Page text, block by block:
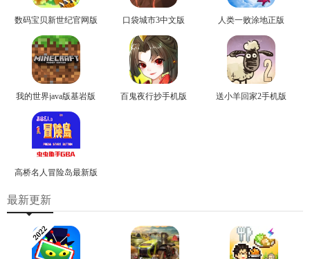
数码宝贝新世纪官网版 口袋城市3中文版 人类一败涂地正版
我的世界java版基岩版 百鬼夜行抄手机版 送小羊回家2手机版
高桥名人冒险岛最新版
最新更新